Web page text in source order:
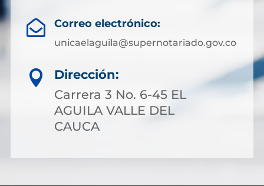
 Correo electrónico:
unicaelaguila@supernotariado.gov.co

Dirección:
Carrera 3 No. 6-45 EL
AGUILA VALLE DEL
CAUCA